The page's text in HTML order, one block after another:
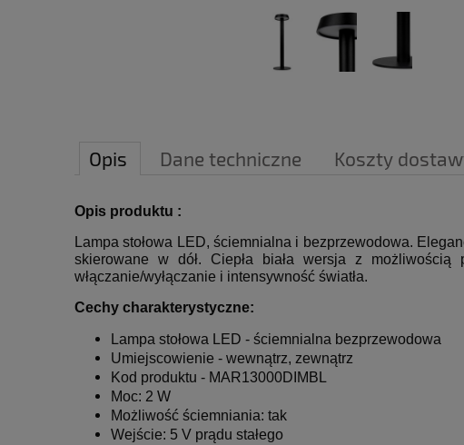
Opis Dane techniczne Koszty
Opis produktu :
Lampa stołowa LED, ściemnialna i bezprzewodowa.
skierowane w dół. Ciepła biała wersja z
włączanie/wyłączanie i intensywność światła.
Cechy charakterystyczne:
Lampa stołowa LED - ściemnialna bezprzewodowa
Umiejscowienie - wewnątrz, zewnątrz
Kod produktu - MAR13000DIMBL
Moc: 2 W
Możliwość ściemniania: tak
Wejście: 5 V prądu stałego